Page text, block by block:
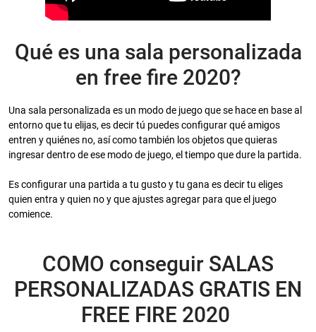
Qué es una sala personalizada
en free fire 2020?
Una sala personalizada es un modo de juego que se hace en base al
entorno que tu elijas, es decir tú puedes configurar qué amigos
entren y quiénes no, así como también los objetos que quieras
ingresar dentro de ese modo de juego, el tiempo que dure la partida.
Es configurar una partida a tu gusto y tu gana es decir tu eliges
quien entra y quien no y que ajustes agregar para que el juego
comience.
COMO conseguir SALAS
PERSONALIZADAS GRATIS EN
FREE FIRE 2020